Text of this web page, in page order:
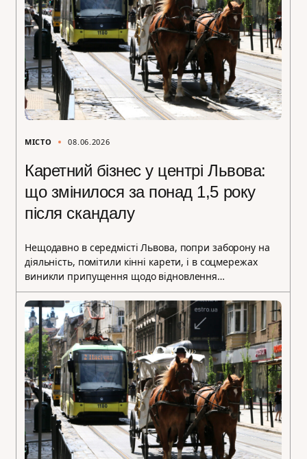
МІСТО 08.06.2026
Каретний бізнес у центрі Львова:
що змінилося за понад 1,5 року
після скандалу
Нещодавно в середмісті Львова, попри заборону на
діяльність, помітили кінні карети, і в соцмережах
виникли припущення щодо відновлення…